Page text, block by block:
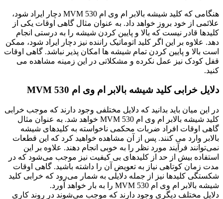
هنگامی که کلید شیشه بالابر ام وی ام 530 MVM دچار ایراد شود،
علائمی از خود بروز خواهد داد. به عنوان مثال گاهی اوقات یکی از
کلیدها قادر نیست که بالا و پایین کردن شیشه را به درستی انجام
دهد. علاوه بر این اگر کلید اتوماتیک راننده نیز دچار ایراد شود، ممکن
است بالا و پایین کردن تمام شیشه ها امکان پذیر نباشد. گاهی اوقات
قفل کودک نیز عمل نکرده و مشکلاتی در این زمینه مشاهده می
کنید.
دلایل خرابی کلید شیشه بالابر ام وی ام 530 MVM
در این میان باید بدانید که دلایل مختلفی وجود دارند که موجب خرابی
کلید شیشه بالابر ام وی ام 530 MVM خواهد شد. به عنوان مثال
گاهی اوقات افراد ضربات محکمی ناخواسته به کلیدهای شیشه
بالابر وارد می کنند. پس از آن مشاهده خواهید کرد که این قطعات
نمی‌توانند فرآیند مورد نظر را به خوبی انجام دهند. علاوه بر این
استفاده بیش از حد از کلیدهای بی کیفیت نیز موجب می‌شود که در
مدت زمان کوتاهی نیاز به تعویض آن را داشته باشید. گاهی اوقات
شکستگی کلیدها نیز از جمله دلایلی به شمار می‌رود که خرابی کلید
شیشه بالابر ام وی ام 530 MVM را به بار خواهد آورد.
دلایل مختلف دیگری وجود دارند که موجب می‌شوند در روند کاری